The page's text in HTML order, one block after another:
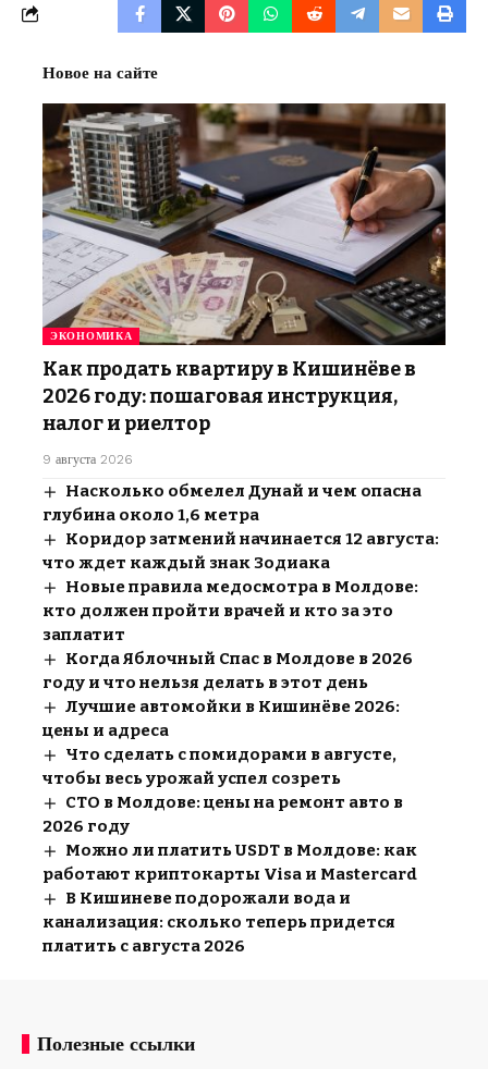
Новое на сайте
ЭКОНОМИКА
Как продать квартиру в Кишинёве в
2026 году: пошаговая инструкция,
налог и риелтор
9 августа 2026
Насколько обмелел Дунай и чем опасна
глубина около 1,6 метра
Коридор затмений начинается 12 августа:
что ждет каждый знак Зодиака
Новые правила медосмотра в Молдове:
кто должен пройти врачей и кто за это
заплатит
Когда Яблочный Спас в Молдове в 2026
году и что нельзя делать в этот день
Лучшие автомойки в Кишинёве 2026:
цены и адреса
Что сделать с помидорами в августе,
чтобы весь урожай успел созреть
СТО в Молдове: цены на ремонт авто в
2026 году
Можно ли платить USDT в Молдове: как
работают криптокарты Visa и Mastercard
В Кишиневе подорожали вода и
канализация: сколько теперь придется
платить с августа 2026
Полезные ссылки